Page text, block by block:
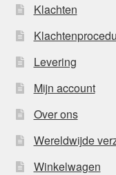
Klachten
Levering
Mijn account
Over ons
Wereldwijde
Winkelwagen